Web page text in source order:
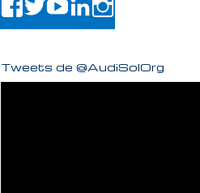
Tweets de @AudiSolOrg